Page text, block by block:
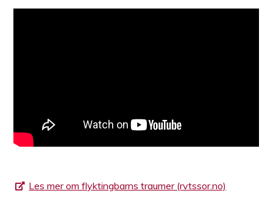
Les mer om flyktingbarns traumer (rvtssor.no)